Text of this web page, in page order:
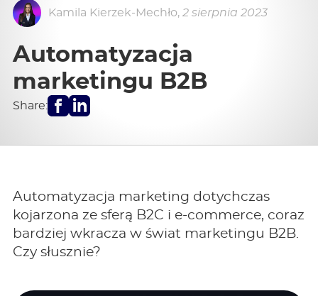
Kamila Kierzek-Mechło, 2 sierpnia 2023
Automatyzacja
marketingu B2B
Share:
Automatyzacja marketing dotychczas
kojarzona ze sferą B2C i e-commerce, coraz
bardziej wkracza w świat marketingu B2B.
Czy słusznie?